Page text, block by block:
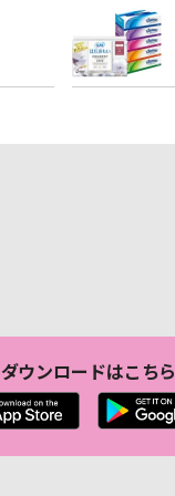
ダウンロードはこちら